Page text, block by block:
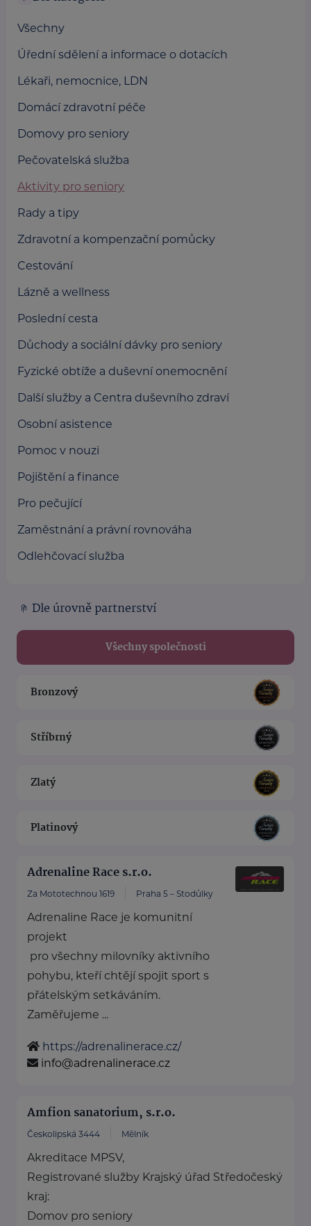
Všechny
Úřední sdělení a informace o dotacích
Lékaři, nemocnice, LDN
Domácí zdravotní péče
Domovy pro seniory
Pečovatelská služba
Aktivity pro seniory
Rady a tipy
Zdravotní a kompenzační pomůcky
Cestování
Lázně a wellness
Poslední cesta
Důchody a sociální dávky pro seniory
Fyzické obtíže a duševní onemocnění
Další služby a Centra duševního zdraví
Osobní asistence
Pomoc v nouzi
Pojištění a finance
Pro pečující
Zaměstnání a právní rovnováha
Odlehčovací služba
Dle úrovně partnerství
Všechny společnosti
Bronzový
Stříbrný
Zlatý
Platinový
Adrenaline Race s.r.o.
Za Mototechnou 1619 Praha 5 – Stodůlky
Adrenaline Race je komunitní
projekt
pro všechny milovníky aktivního
pohybu, kteří chtějí spojit sport s
přátelským setkáváním.
Zaměřujeme ...
https://adrenalinerace.cz/
info@adrenalinerace.cz
Amfion sanatorium, s.r.o.
Českolipská 3444 Mělník
Akreditace MPSV,
Registrované služby Krajský úřad Středočeský
kraj:
Domov pro seniory